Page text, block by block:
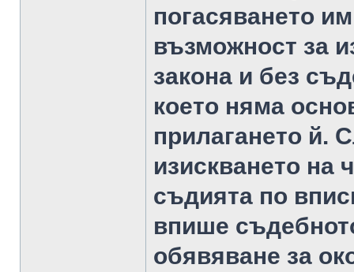
погасяването
възможност за
закона и без
което няма
прилагането й.
изискването на
съдията по
впише
обявяване за